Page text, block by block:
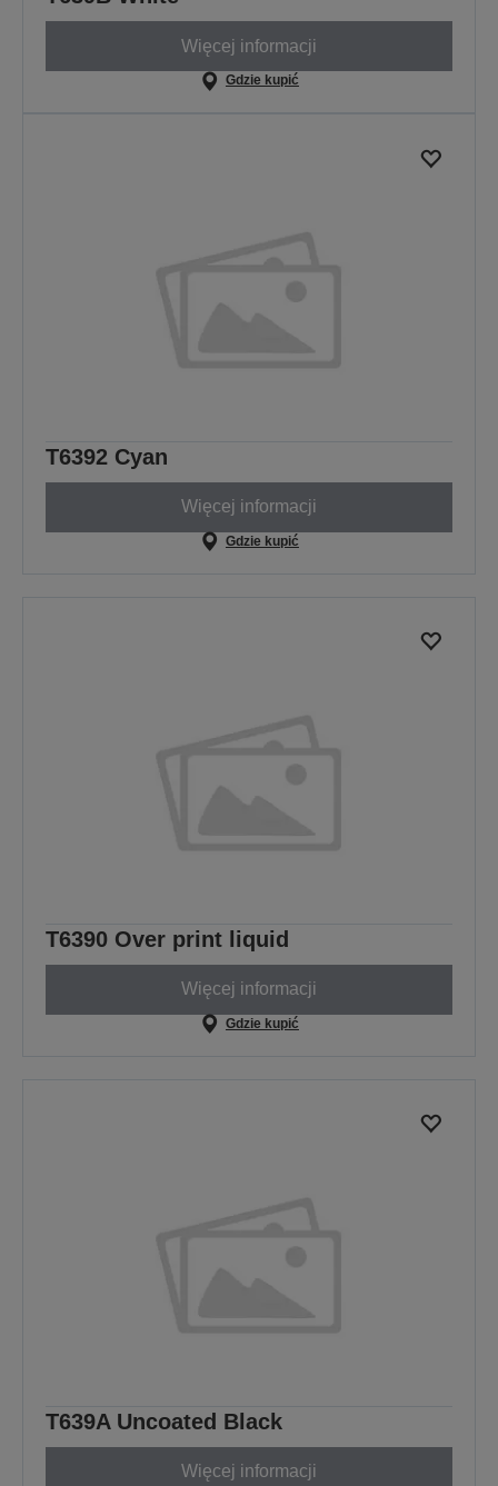
Więcej informacji
Gdzie kupić
T6392 Cyan
Więcej informacji
Gdzie kupić
T6390 Over print liquid
Więcej informacji
Gdzie kupić
T639A Uncoated Black
Więcej informacji